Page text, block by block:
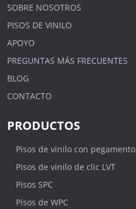
SOBRE NOSOTROS
PISOS DE VINILO
APOYO
PREGUNTAS MÁS FRECUENTES
BLOG
CONTACTO
PRODUCTOS
Pisos de vinilo con pegamento
Pisos de vinilo de clic LVT
Pisos SPC
Pisos de WPC